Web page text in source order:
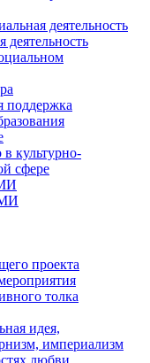
деятельность
деятельность
поддержка
культурно-
сфере
проекта
толка
идея,
империализм
любви...